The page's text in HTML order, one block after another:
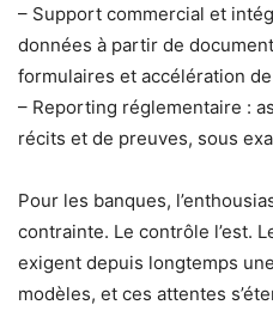
– Support commercial et
données à partir de
formulaires et accélération
– Reporting réglementaire :
récits et de preuves, sous
Pour les banques,
contrainte. Le contrôle l’est.
exigent depuis longtemps
modèles, et ces attentes